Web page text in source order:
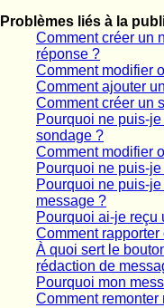
Problèmes liés à la
Comment créer un
réponse ?
Comment modifier
Comment ajouter
Comment créer un
Pourquoi ne puis-
sondage ?
Comment modifier
Pourquoi ne puis-
Pourquoi ne puis-
message ?
Pourquoi ai-je reçu
Comment
À quoi sert le
rédaction de
Pourquoi mon
Comment remonter